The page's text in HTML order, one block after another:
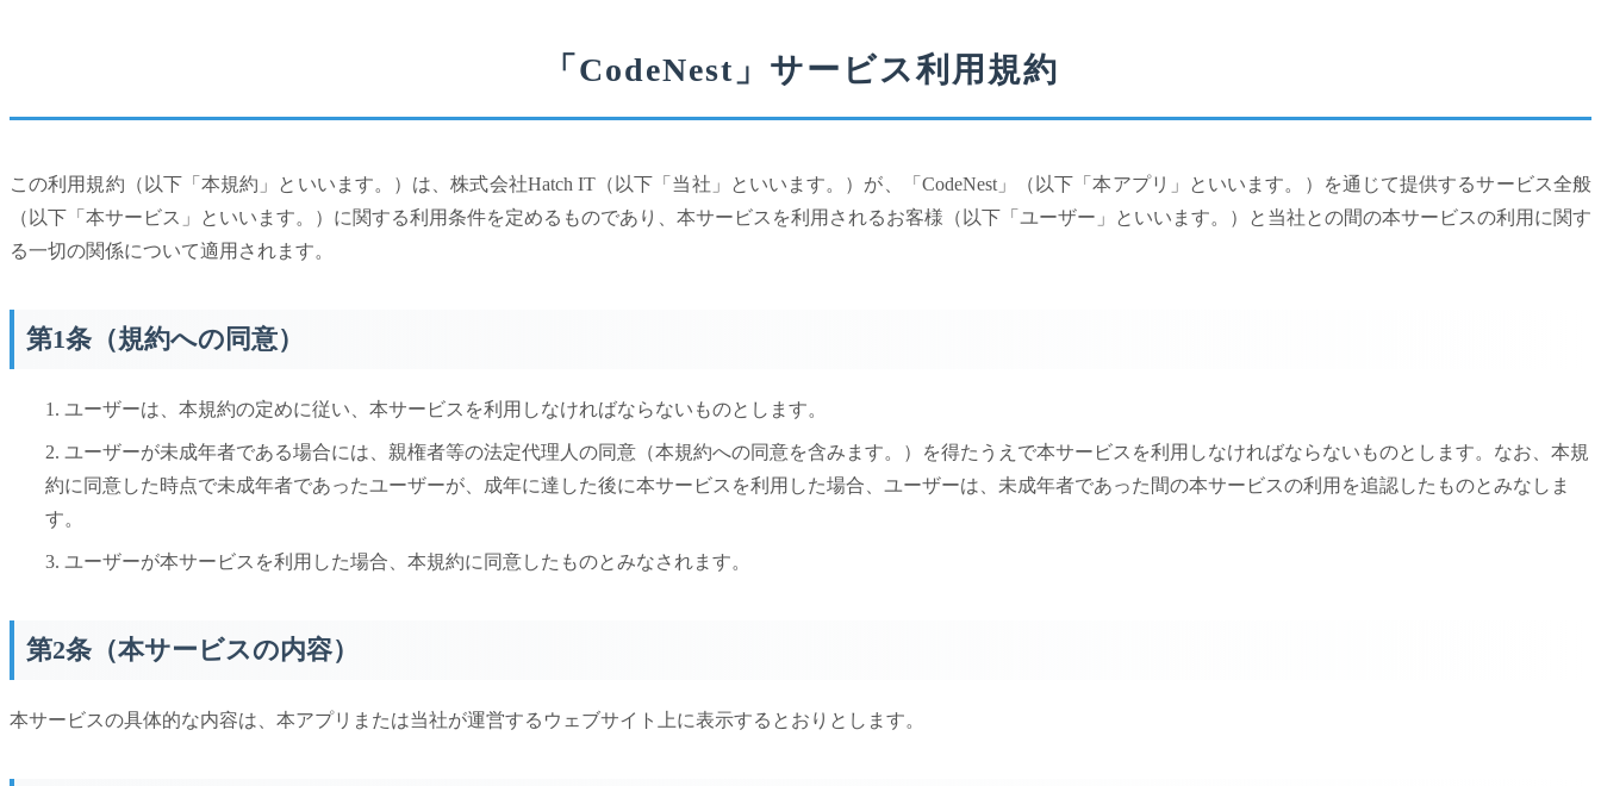
「CodeNest」サービス利用規約
この利用規約（以下「本規約」といいます。）は、株式会社Hatch IT（以下「当社」といいます。）が、「CodeNest」（以下「本アプリ」といいます。）を通じて提供するサービス全般
（以下「本サービス」といいます。）に関する利用条件を定めるものであり、本サービスを利用されるお客様（以下「ユーザー」といいます。）と当社との間の本サービスの利用に関す
る一切の関係について適用されます。
第1条（規約への同意）
1. ユーザーは、本規約の定めに従い、本サービスを利用しなければならないものとします。
2. ユーザーが未成年者である場合には、親権者等の法定代理人の同意（本規約への同意を含みます。）を得たうえで本サービスを利用しなければならないものとします。なお、本規
約に同意した時点で未成年者であったユーザーが、成年に達した後に本サービスを利用した場合、ユーザーは、未成年者であった間の本サービスの利用を追認したものとみなしま
す。
3. ユーザーが本サービスを利用した場合、本規約に同意したものとみなされます。
第2条（本サービスの内容）
本サービスの具体的な内容は、本アプリまたは当社が運営するウェブサイト上に表示するとおりとします。